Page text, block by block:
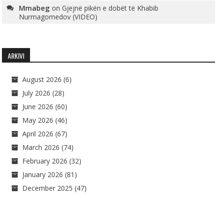
Mmabeg onGjejnë pikën e dobët të Khabib
Nurmagomedov (VIDEO)
ARKIVI
August 2026 (6)
July 2026 (28)
June 2026 (60)
May 2026 (46)
April 2026 (67)
March 2026 (74)
February 2026 (32)
January 2026 (81)
December 2025 (47)